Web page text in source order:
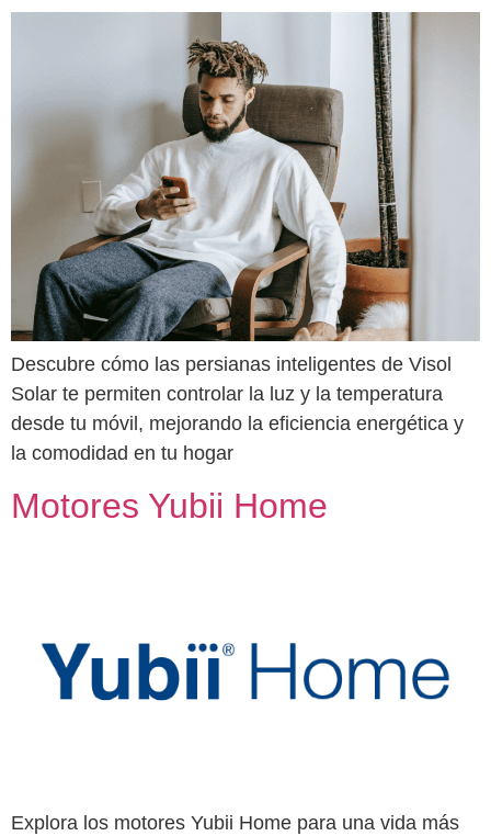
Descubre cómo las persianas inteligentes de Visol
Solar te permiten controlar la luz y la temperatura
desde tu móvil, mejorando la eficiencia energética y
la comodidad en tu hogar
Motores Yubii Home
Explora los motores Yubii Home para una vida más